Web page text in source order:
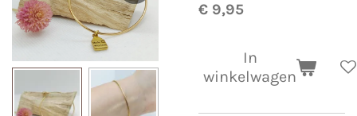
€ 9,95
In
winkelwagen